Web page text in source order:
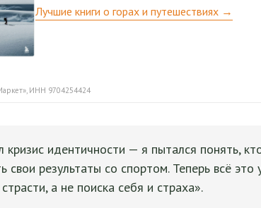
Лучшие книги о горах и путешествиях →
ИНН 9704254424
идентичности — я пытался понять,
свои результаты со спортом. Теперь всё
а не поиска себя и страха».